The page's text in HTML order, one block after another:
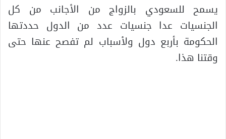
يسمح للسعودي بالزواج من الأجانب من كل
الجنسيات عدا جنسيات عدد من الدول حددتها
الحكومة بأربع دول ولأسباب لم تفصح عنها حتى
وقتنا هذا.